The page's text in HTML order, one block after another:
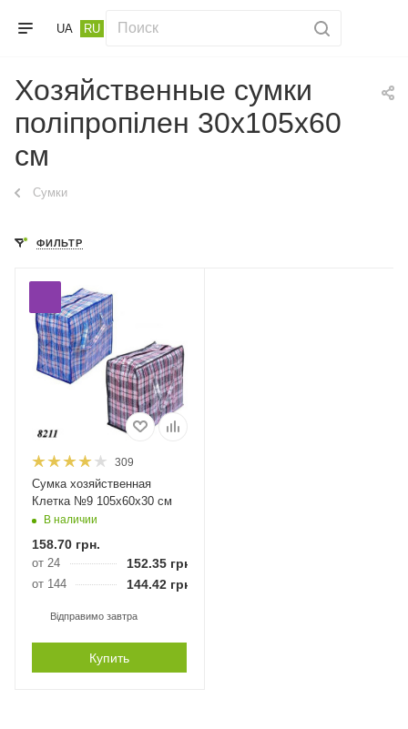
UA RU
Хозяйственные сумки
поліпропілен 30х105х60
см
Сумки
ФИЛЬТР
309
Сумка хозяйственная
Клетка №9 105х60х30 см
В наличии
158.70 грн.
от 24 152.35 грн.
от 144 144.42 грн.
Відправимо завтра
Купить